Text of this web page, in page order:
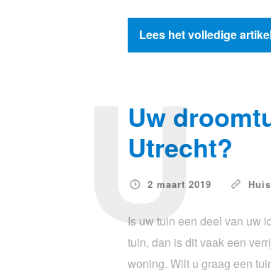
Lees het volledige
Uw
Utrecht?
2 maart 2019
U
Is uw tuin een deel van uw
tuin, dan is dit vaak een
woning. Wilt u graag een